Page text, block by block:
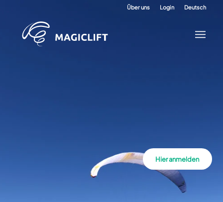
Über uns Login Deutsch
Hier anmelden